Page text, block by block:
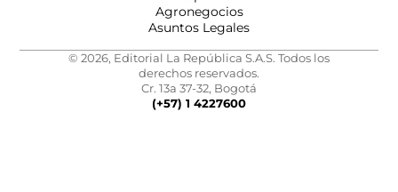
Agronegocios
Asuntos Legales
© 2026, Editorial La República S.A.S. Todos los
derechos reservados.
Cr. 13a 37-32, Bogotá
(+57) 1 4227600